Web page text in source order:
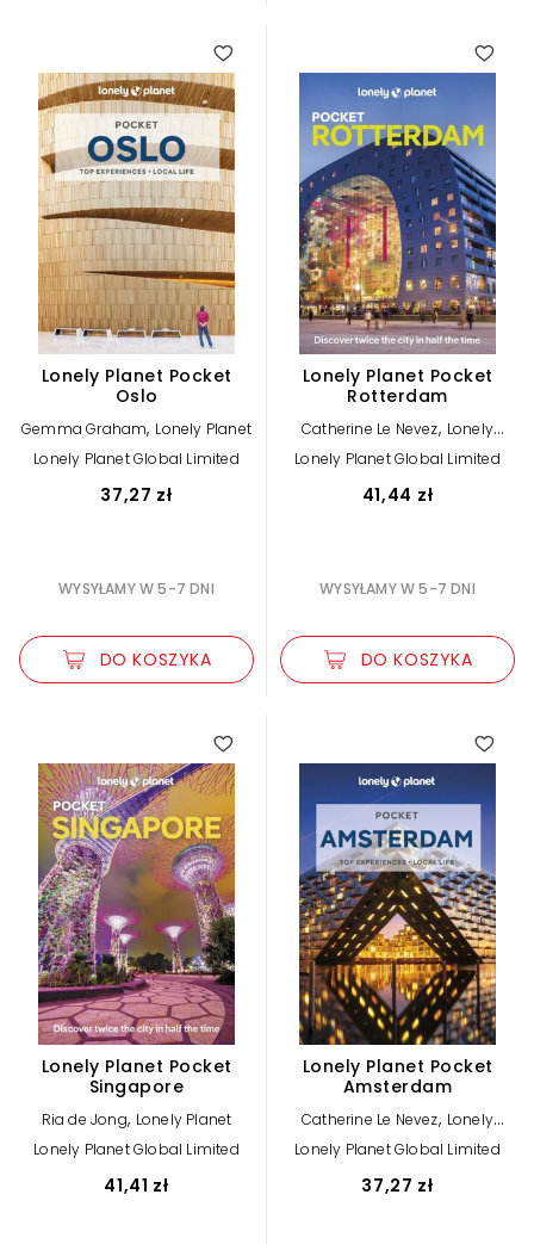
Lonely Planet Pocket
Oslo
Gemma Graham, Lonely Planet
Lonely Planet Global Limited
37,27 zł
WYSYŁAMY W 5-7 DNI
DO KOSZYKA
Lonely Planet Pocket
Rotterdam
Catherine Le Nevez, Lonely
Planet
Lonely Planet Global Limited
41,44 zł
WYSYŁAMY W 5-7 DNI
DO KOSZYKA
Lonely Planet Pocket
Singapore
Ria de Jong, Lonely Planet
Lonely Planet Global Limited
41,41 zł
Lonely Planet Pocket
Amsterdam
Catherine Le Nevez, Lonely
Planet
Lonely Planet Global Limited
37,27 zł